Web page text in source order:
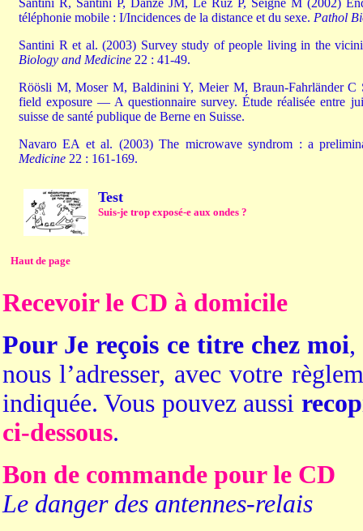
Santini R, Santini P, Danze JM, Le Ruz P, Seigne M (2002)
téléphonie mobile : I/Incidences de la distance et du sexe. Pathol
Santini R et al. (2003) Survey study of people living in the
Biology and Medicine 22 : 41-49.
Röösli M, Moser M, Baldinini Y, Meier M, Braun-Fahrländer C
field exposure — A questionnaire survey. Étude réalisée entre
suisse de santé publique de Berne en Suisse.
Navaro EA et al. (2003) The microwave syndrom : a
Medicine 22 : 161-169.
Test
Suis-je trop exposé-e aux ondes ?
Haut de page
Recevoir le CD à domicile
Pour Je reçois ce titre chez moi
nous l’adresser, avec votre
indiquée. Vous pouvez aussi
ci-dessous.
Bon de commande pour le CD
Le danger des antennes-relais